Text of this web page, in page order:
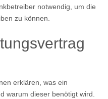
notwendig, um die
zu können.
erklären, was ein
warum dieser benötigt wird.